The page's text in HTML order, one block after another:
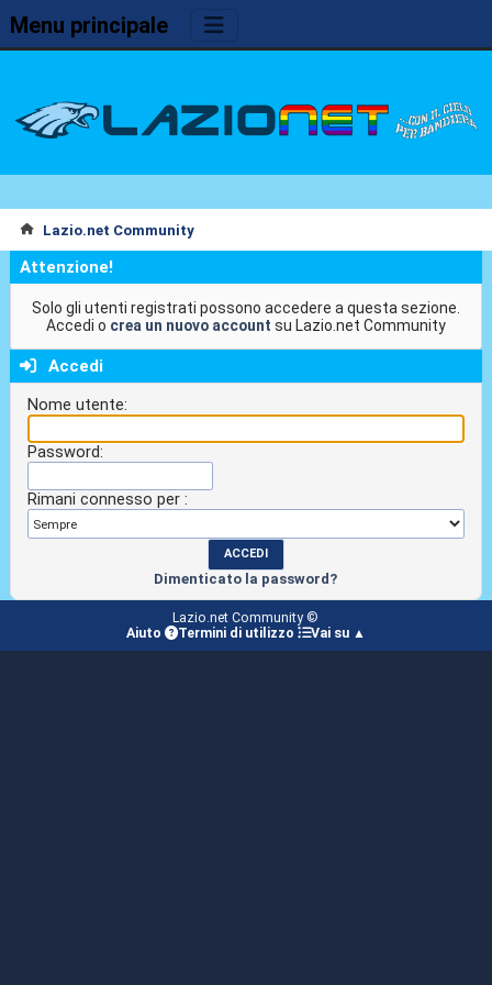
Menu principale
Lazio.net Community
Attenzione!
Solo gli utenti registrati possono accedere a questa sezione.
Accedi o crea un nuovo account su Lazio.net Community
Accedi
Nome utente:
Password:
Rimani connesso per :
Dimenticato la password?
Lazio.net Community ©
Aiuto
Termini di utilizzo Vai su ▲